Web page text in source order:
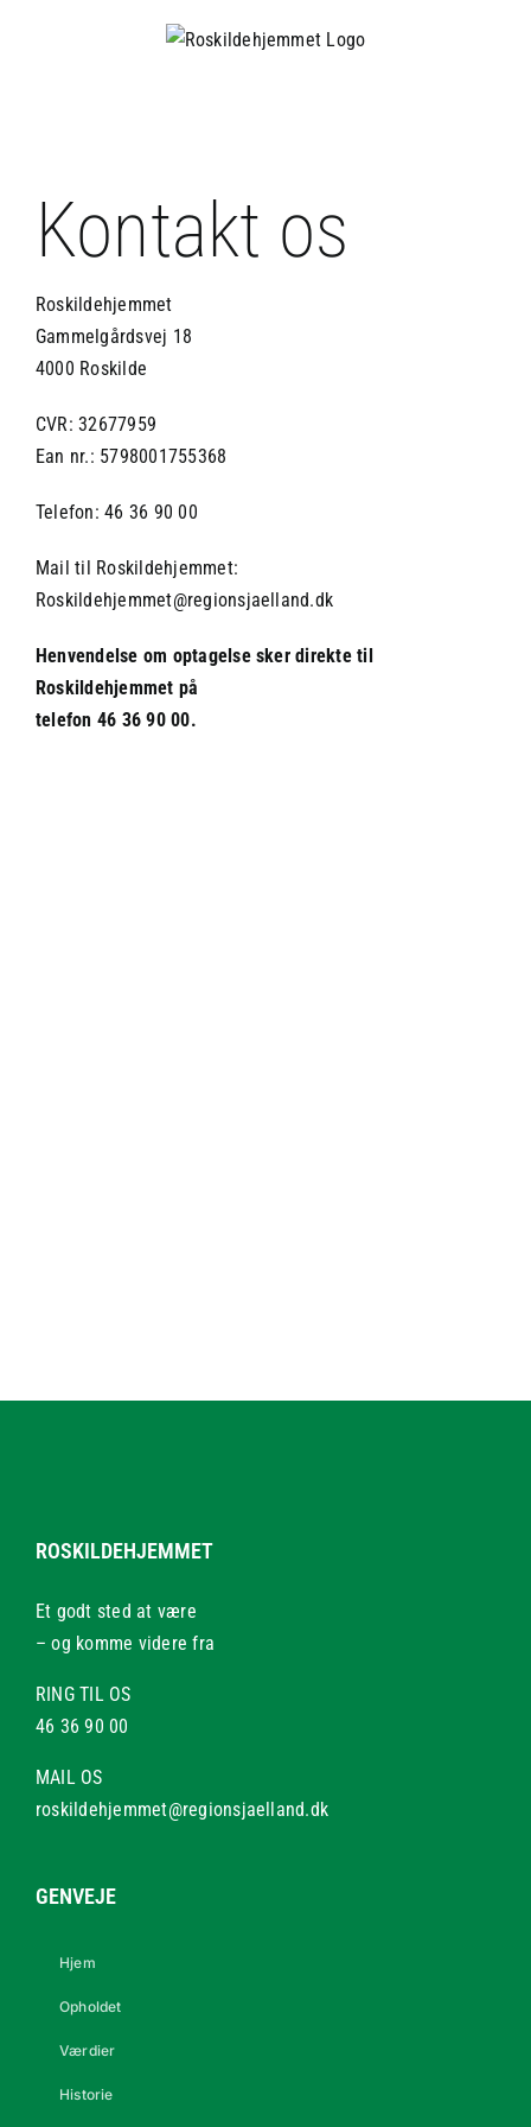
Kontakt os
Roskildehjemmet
Gammelgårdsvej 18
4000 Roskilde
CVR: 32677959
Ean nr.: 5798001755368
Telefon: 46 36 90 00
Mail til Roskildehjemmet:
Roskildehjemmet@regionsjaelland.dk
Henvendelse om optagelse sker direkte til
Roskildehjemmet på
telefon 46 36 90 00.
ROSKILDEHJEMMET
Et godt sted at være
– og komme videre fra
RING TIL OS
46 36 90 00
MAIL OS
roskildehjemmet@regionsjaelland.dk
GENVEJE
Hjem
Opholdet
Værdier
Historie